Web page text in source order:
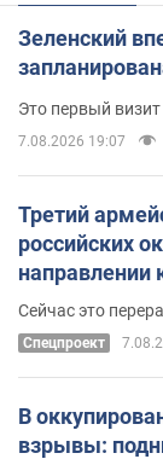
Зеленский
Это первый
7.08.2026 19:07
Третий
российских
направлении
удалось
Сейчас это
Спецпроект
В
взрывы: